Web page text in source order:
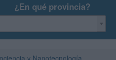
¿En qué provincia?
y Nanotecnología